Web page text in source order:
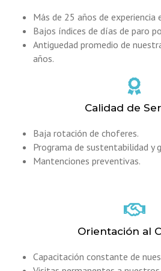
Más de 25 años de experiencia
Bajos índices de días de paro
Antiguedad promedio de
años.
Calidad de
Baja rotación de choferes.
Programa de sustentabilidad y
Mantenciones preventivas.
Orientación al
Capacitación constante de